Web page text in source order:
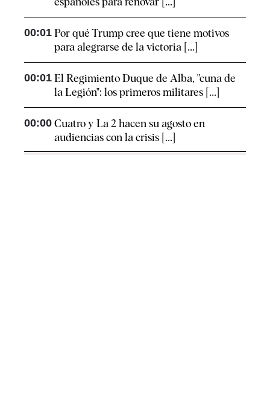
00:01 Por qué Trump cree que tiene motivos
para alegrarse de la victoria [...]
00:01 El Regimiento Duque de Alba, "cuna de
la Legión": los primeros militares [...]
00:00 Cuatro y La 2 hacen su agosto en
audiencias con la crisis [...]